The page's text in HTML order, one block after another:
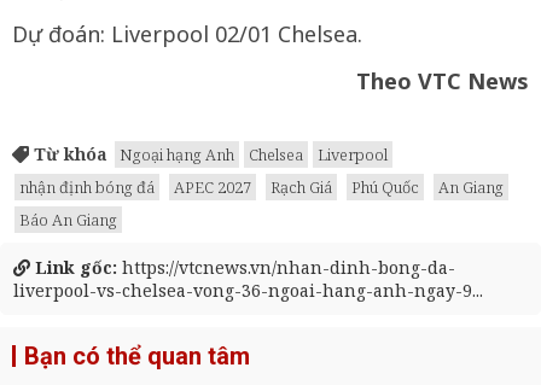
Dự đoán: Liverpool 02/01 Chelsea.
Theo VTC News
Từ khóa Ngoại hạng Anh Chelsea
Liverpool
nhận định bóng đá
APEC 2027 Rạch Giá Phú Quốc
An Giang
Báo An Giang
Link gốc: https://vtcnews.vn/nhan-dinh-bong-da-
liverpool-vs-chelsea-vong-36-ngoai-hang-anh-ngay-9...
Bạn có thể quan tâm